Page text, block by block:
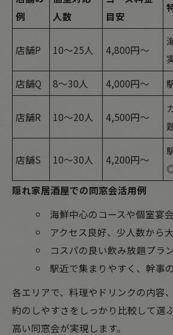
例
人数
目安
店舗P 10～25人 4,800円～
店舗Q
8～30人 4,000円～
店舗R 10～20人 4,500円～
店舗S 10～30人 4,200円～
隠れ家居酒屋での同窓会活用例
海鮮中心のコースや個室宴会
アクセス良好、少人数から
コスパの良い飲み放題プラ
駅近で集まりやすく、幹事
各エリアで、料理やドリンクの内容
約のしやすさをしっかり比較して選
高い同窓会が実現します。